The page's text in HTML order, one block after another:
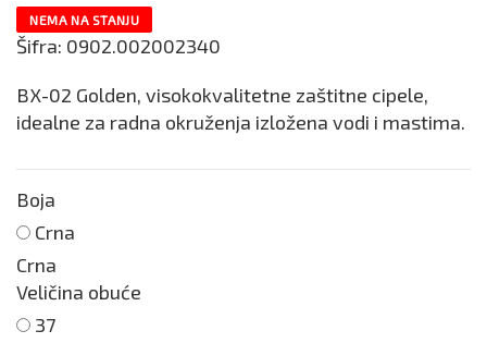
NEMA NA STANJU
Šifra: 0902.002002340
BX-02 Golden, visokokvalitetne zaštitne cipele,
idealne za radna okruženja izložena vodi i mastima.
Boja
Crna
Crna
Veličina obuće
37